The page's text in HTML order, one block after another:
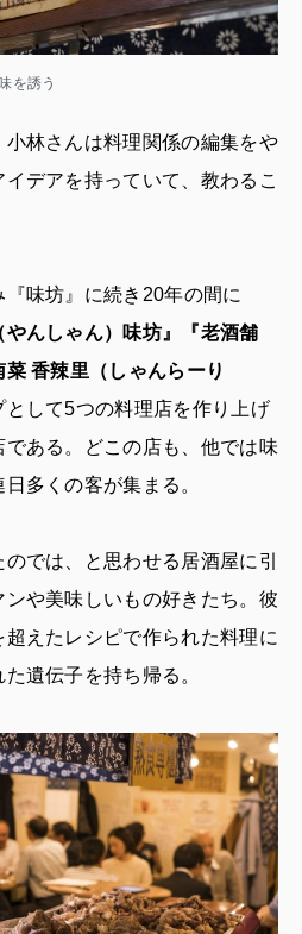
を誘う
小林さんは料理関係の編集をや
デアを持っていて、教わるこ
味坊』に続き20年の間に
やんしゃん）味坊』『老酒舗
菜 香辣里（しゃんらーり
として5つの料理店を作り上げ
ある。どこの店も、他では味
多くの客が集まる。
では、と思わせる居酒屋に引
や美味しいもの好きたち。彼
えたレシピで作られた料理に
遺伝子を持ち帰る。